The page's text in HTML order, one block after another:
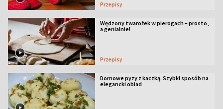
Przepisy
Wędzony twarożek w pierogach – prosto,
a genialnie!
Przepisy
Domowe pyzy z kaczką. Szybki sposób na
elegancki obiad